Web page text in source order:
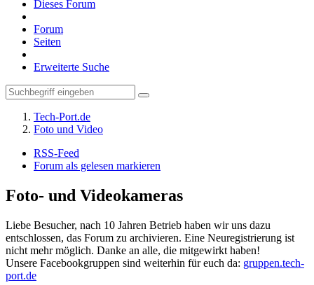
Dieses Forum
Forum
Seiten
Erweiterte Suche
Tech-Port.de
Foto und Video
RSS-Feed
Forum als gelesen markieren
Foto- und Videokameras
Liebe Besucher, nach 10 Jahren Betrieb haben wir uns dazu
entschlossen, das Forum zu archivieren. Eine Neuregistrierung ist
nicht mehr möglich. Danke an alle, die mitgewirkt haben!
Unsere Facebookgruppen sind weiterhin für euch da: gruppen.tech-
port.de